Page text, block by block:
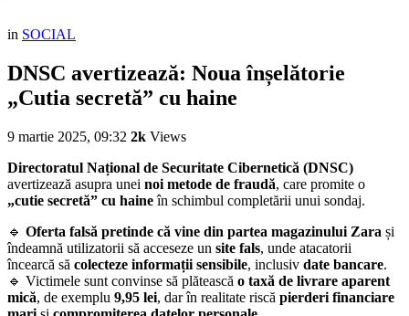
in SOCIAL
DNSC avertizează: Noua înșelătorie
„Cutia secretă” cu haine
9 martie 2025, 09:32 2k Views
Directoratul Național de Securitate Cibernetică (DNSC)
avertizează asupra unei noi metode de fraudă, care promite o
„cutie secretă” cu haineîn schimbul completării unui sondaj.
🔹 Oferta falsă pretinde că vine din partea magazinului Zara și
îndeamnă utilizatorii să acceseze un site fals, unde atacatorii
încearcă să colecteze informații sensibile, inclusiv date bancare.
🔹 Victimele sunt convinse să plătească o taxă de livrare aparent
mică, de exemplu 9,95 lei, dar în realitate riscă pierderi financiare